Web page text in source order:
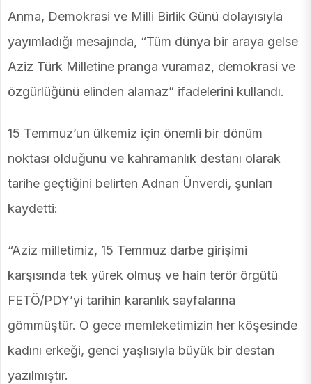
Anma, Demokrasi ve Milli Birlik Günü dolayısıyla
yayımladığı mesajında, “Tüm dünya bir araya gelse
Aziz Türk Milletine pranga vuramaz, demokrasi ve
özgürlüğünü elinden alamaz” ifadelerini kullandı.
15 Temmuz’un ülkemiz için önemli bir dönüm
noktası olduğunu ve kahramanlık destanı olarak
tarihe geçtiğini belirten Adnan Ünverdi, şunları
kaydetti:
“Aziz milletimiz, 15 Temmuz darbe girişimi
karşısında tek yürek olmuş ve hain terör örgütü
FETÖ/PDY’yi tarihin karanlık sayfalarına
gömmüştür. O gece memleketimizin her köşesinde
kadını erkeği, genci yaşlısıyla büyük bir destan
yazılmıştır.